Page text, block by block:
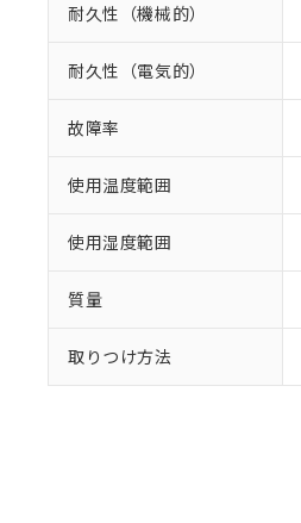
耐久性（機械的）
耐久性（電気的）
故障率
使用温度範囲
使用湿度範囲
質量
取りつけ方法